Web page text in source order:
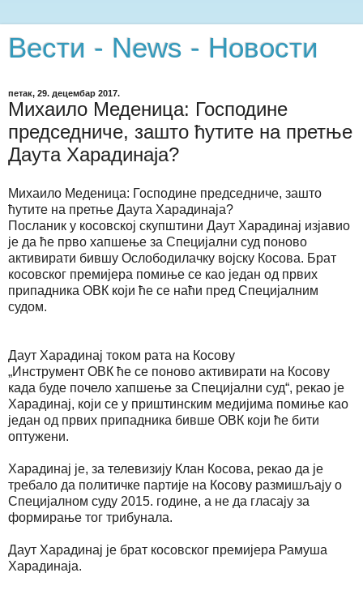
Вести - News - Новости
петак, 29. децембар 2017.
Михаило Меденица: Господине
председниче, зашто ћутите на претње
Даута Харадинаја?
Михаило Меденица: Господине председниче, зашто
ћутите на претње Даута Харадинаја?
Посланик у косовској скупштини Даут Харадинај изјавио
је да ће прво хапшење за Специјални суд поново
активирати бившу Ослободилачку војску Косова. Брат
косовског премијера помиње се као један од првих
припадника ОВК који ће се наћи пред Специјалним
судом.
Даут Харадинај током рата на Косову
„Инструмент ОВК ће се поново активирати на Косову
када буде почело хапшење за Специјални суд“, рекао је
Харадинај, који се у приштинским медијима помиње као
један од првих припадника бивше ОВК који ће бити
оптужени.
Харадинај је, за телевизију Клан Косова, рекао да је
требало да политичке партије на Косову размишљају о
Специјалном суду 2015. године, а не да гласају за
формирање тог трибунала.
Даут Харадинај је брат косовског премијера Рамуша
Харадинаја.